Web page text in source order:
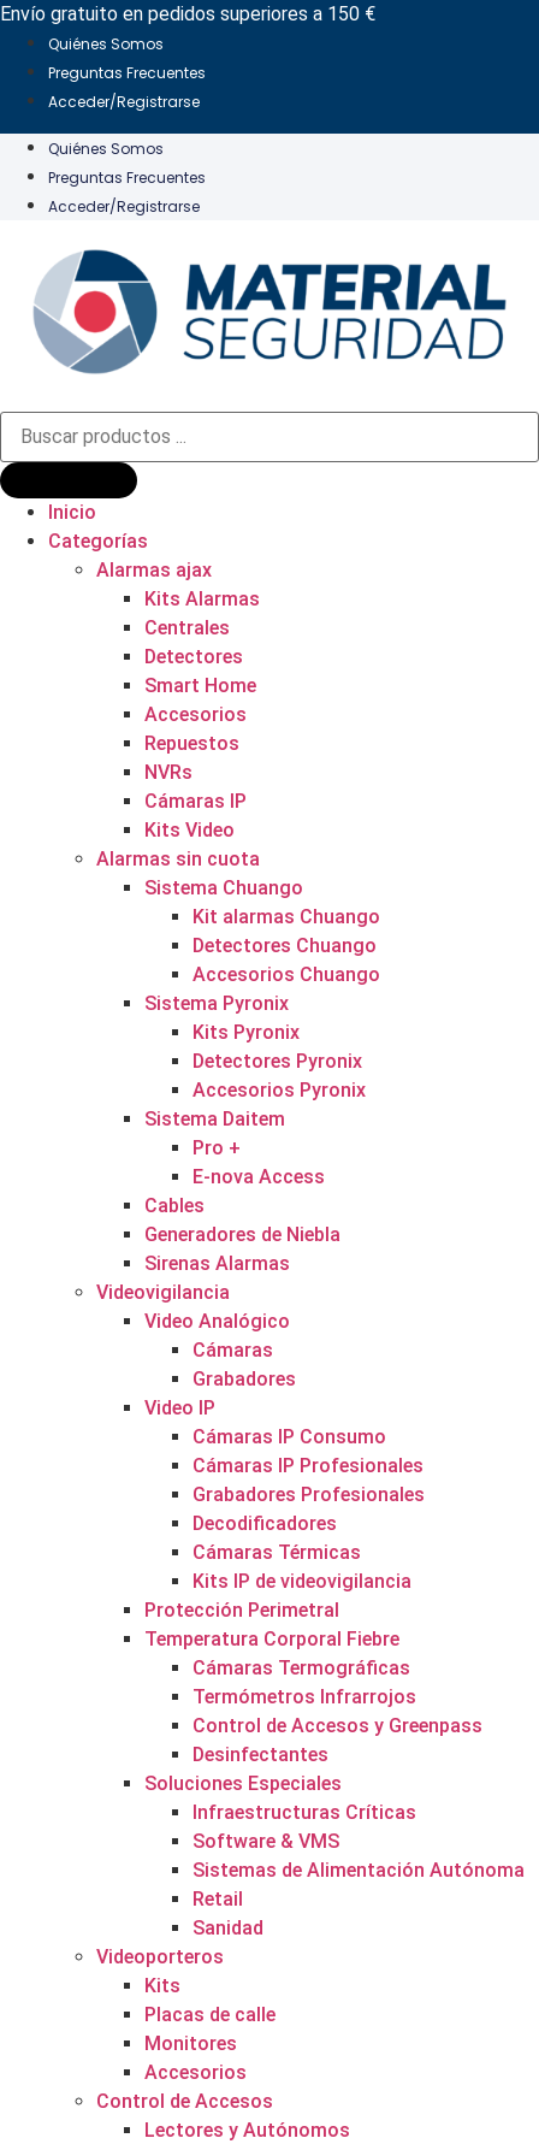
Ir
contenido
Envío gratuito en pedidos superiores a 150 €
Quiénes Somos
Preguntas Frecuentes
Acceder/Registrarse
Quiénes Somos
Preguntas Frecuentes
Acceder/Registrarse
Búsqueda
productos
Inicio
Categorías
Alarmas ajax
Kits Alarmas
Centrales
Detectores
Smart Home
Accesorios
Repuestos
NVRs
Cámaras IP
Kits Video
Alarmas sin cuota
Sistema Chuango
Kit alarmas Chuango
Detectores Chuango
Accesorios Chuango
Sistema Pyronix
Kits Pyronix
Detectores Pyronix
Accesorios Pyronix
Sistema Daitem
Pro +
E-nova Access
Cables
Generadores de Niebla
Sirenas Alarmas
Videovigilancia
Video Analógico
Cámaras
Grabadores
Video IP
Cámaras IP Consumo
Cámaras IP Profesionales
Grabadores Profesionales
Decodificadores
Cámaras Térmicas
Kits IP de videovigilancia
Protección Perimetral
Temperatura Corporal Fiebre
Cámaras Termográficas
Termómetros Infrarrojos
Control de Accesos y Greenpass
Desinfectantes
Soluciones Especiales
Infraestructuras Críticas
Software & VMS
Sistemas de Alimentación Autónoma
Retail
Sanidad
Videoporteros
Kits
Placas de calle
Monitores
Accesorios
Control de Accesos
Lectores y Autónomos